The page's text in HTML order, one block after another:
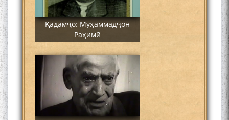
Қадамҷо: Муҳаммадҷон
Раҳимӣ